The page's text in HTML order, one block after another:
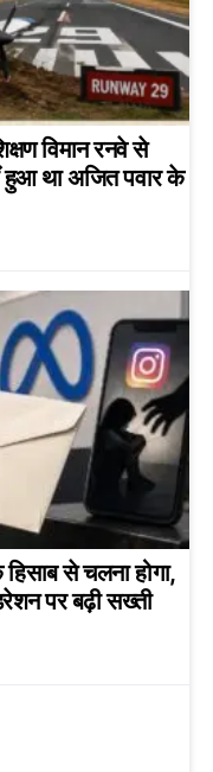
विमान रनवे से
हुआ था अजित पवार के
से चलना होगा,
पर बढ़ी सख्ती